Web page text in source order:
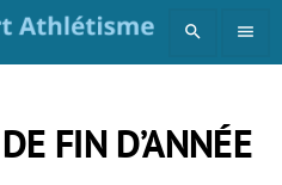
search menu
FIN D’ANNÉE